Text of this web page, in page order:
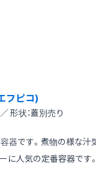
フピコ)
形状：蓋別売り
器です。煮物の様な汁
に人気の定番容器です